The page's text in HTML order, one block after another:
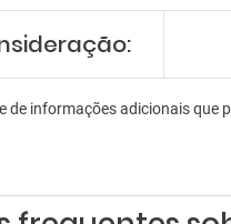
Bilhar
de informações adicionais que